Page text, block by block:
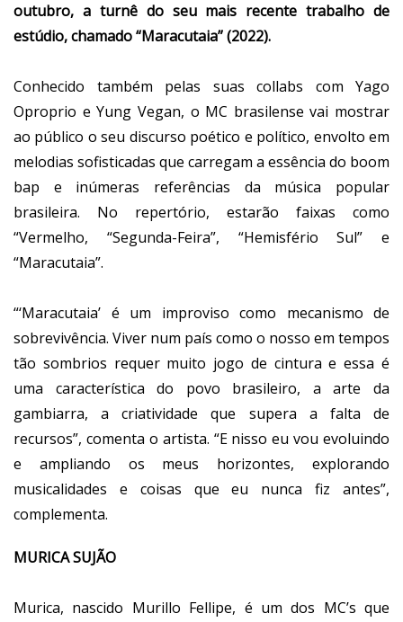
outubro, a turnê do seu mais recente trabalho de
estúdio, chamado “Maracutaia” (2022).
Conhecido também pelas suas collabs com Yago
Oproprio e Yung Vegan, o MC brasilense vai mostrar
ao público o seu discurso poético e político, envolto em
melodias sofisticadas que carregam a essência do boom
bap e inúmeras referências da música popular
brasileira. No repertório, estarão faixas como
“Vermelho, “Segunda-Feira”, “Hemisfério Sul” e
“Maracutaia”.
“‘Maracutaia’ é um improviso como mecanismo de
sobrevivência. Viver num país como o nosso em tempos
tão sombrios requer muito jogo de cintura e essa é
uma característica do povo brasileiro, a arte da
gambiarra, a criatividade que supera a falta de
recursos”, comenta o artista. “E nisso eu vou evoluindo
e ampliando os meus horizontes, explorando
musicalidades e coisas que eu nunca fiz antes”,
complementa.
MURICA SUJÃO
Murica, nascido Murillo Fellipe, é um dos MC’s que